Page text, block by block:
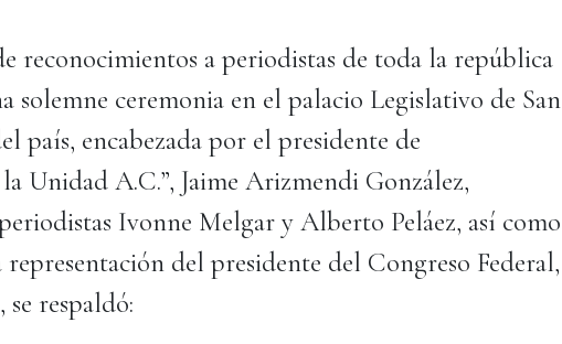
reconocimientos a periodistas de toda la república
solemne ceremonia en el palacio Legislativo de San
país, encabezada por el presidente de
Unidad A.C.”, Jaime Arizmendi González,
Ivonne Melgar y Alberto Peláez, así como
del presidente del Congreso Federal,
respaldó: